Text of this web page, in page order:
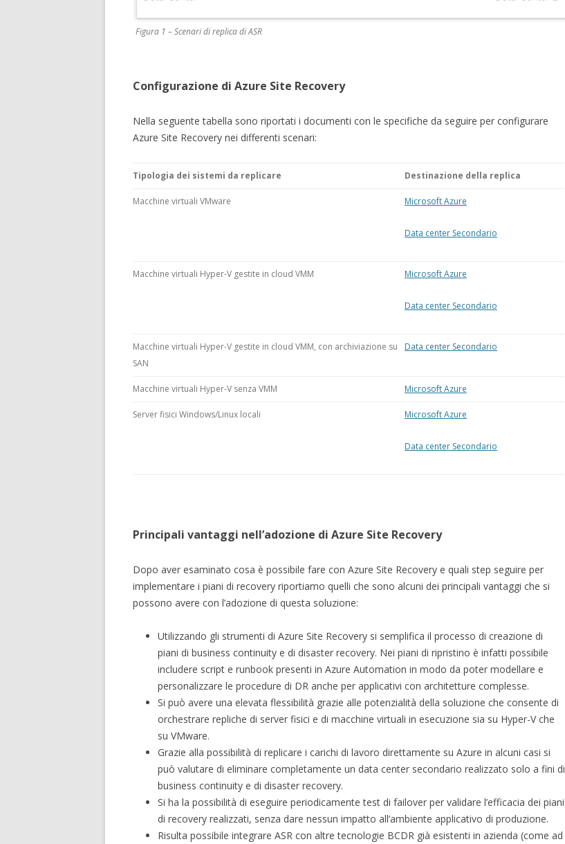
Figura 1 – Scenari di replica di ASR
Configurazione di Azure Site Recovery
Nella seguente tabella sono riportati i documenti con le specifiche da seguire per configurare
Azure Site Recovery nei differenti scenari:
Tipologia dei sistemi da replicare Destinazione della replica
Macchine virtuali VMware Microsoft Azure
Data center Secondario
Macchine virtuali Hyper-V gestite in cloud VMM Microsoft Azure
Data center Secondario
Macchine virtuali Hyper-V gestite in cloud VMM, con archiviazione su
SAN
Data center Secondario
Macchine virtuali Hyper-V senza VMM Microsoft Azure
Server fisici Windows/Linux locali Microsoft Azure
Data center Secondario
Principali vantaggi nell’adozione di Azure Site Recovery
Dopo aver esaminato cosa è possibile fare con Azure Site Recovery e quali step seguire per
implementare i piani di recovery riportiamo quelli che sono alcuni dei principali vantaggi che si
possono avere con l’adozione di questa soluzione:
Utilizzando gli strumenti di Azure Site Recovery si semplifica il processo di creazione di
piani di business continuity e di disaster recovery. Nei piani di ripristino è infatti possibile
includere script e runbook presenti in Azure Automation in modo da poter modellare e
personalizzare le procedure di DR anche per applicativi con architetture complesse.
Si può avere una elevata flessibilità grazie alle potenzialità della soluzione che consente di
orchestrare repliche di server fisici e di macchine virtuali in esecuzione sia su Hyper-V che
su VMware.
Grazie alla possibilità di replicare i carichi di lavoro direttamente su Azure in alcuni casi si
può valutare di eliminare completamente un data center secondario realizzato solo a fini di
business continuity e di disaster recovery.
Si ha la possibilità di eseguire periodicamente test di failover per validare l’efficacia dei piani
di recovery realizzati, senza dare nessun impatto all’ambiente applicativo di produzione.
Risulta possibile integrare ASR con altre tecnologie BCDR già esistenti in azienda (come ad